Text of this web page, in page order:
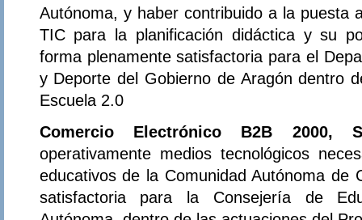
Autónoma, y haber contribuido a la puesta
TIC para la planificación didáctica y su
forma plenamente satisfactoria para el
y Deporte del Gobierno de Aragón dentro
Escuela 2.0
Comercio Electrónico B2B 2000,
operativamente medios tecnológicos
educativos de la Comunidad Autónoma de
satisfactoria para la Consejería de